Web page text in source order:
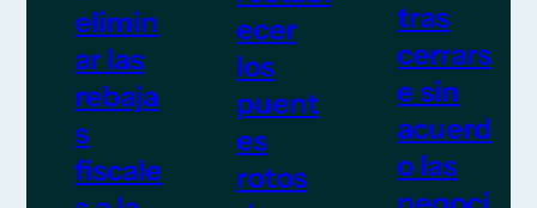
elimin
ar las
rebaja
s
fiscale
ecer
los
puent
es
rotos
tras
cerrars
e sin
acuerd
o las